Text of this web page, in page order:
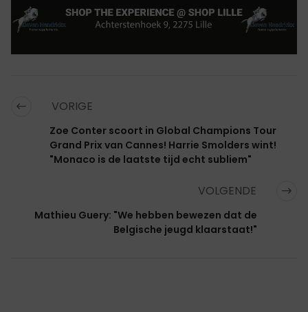
VORIGE
Zoe Conter scoort in Global Champions Tour
Grand Prix van Cannes! Harrie Smolders wint!
"Monaco is de laatste tijd echt subliem"
VOLGENDE
Mathieu Guery: "We hebben bewezen dat de
Belgische jeugd klaarstaat!"